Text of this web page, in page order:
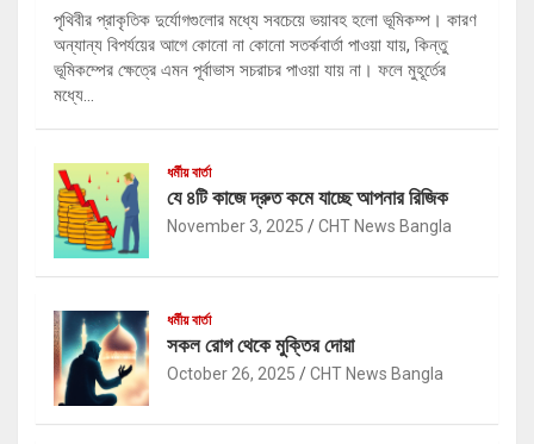
পৃথিবীর প্রাকৃতিক দুর্যোগগুলোর মধ্যে সবচেয়ে ভয়াবহ হলো ভূমিকম্প। কারণ
অন্যান্য বিপর্যয়ের আগে কোনো না কোনো সতর্কবার্তা পাওয়া যায়, কিন্তু
ভূমিকম্পের ক্ষেত্রে এমন পূর্বাভাস সচরাচর পাওয়া যায় না। ফলে মুহূর্তের
মধ্যে…
ধর্মীয় বার্তা
যে ৪টি কাজে দ্রুত কমে যাচ্ছে আপনার রিজিক
November 3, 2025 CHT News Bangla
ধর্মীয় বার্তা
সকল রোগ থেকে মুক্তির দোয়া
October 26, 2025 CHT News Bangla